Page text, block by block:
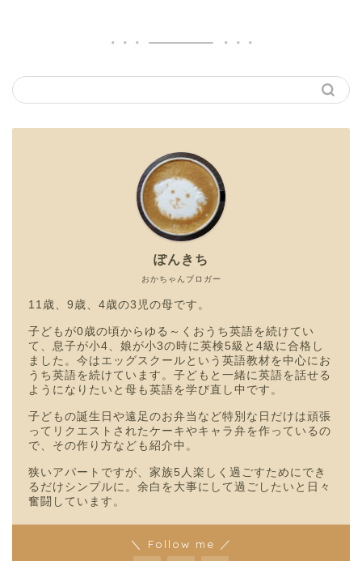
おかちゃんブロガー
ぽんきち
11歳、9歳、4歳の3児の母です。
子どもが0歳の頃からゆる～くおうち英語を続けてい
て、息子が小4、娘が小3の時に英検5級と4級に合格し
ました。今はエッグスクールという英語教材を中心にお
うち英語を続けています。子どもと一緒に英語を話せる
ようになりたいと母も英語を学び直し中です。
子どもの誕生日や遠足のお弁当など特別な日だけは頑張
ってリクエストされたケーキやキャラ弁を作っているの
で、その作り方なども紹介中。
狭いアパートですが、家族5人楽しく過ごすためにでき
るだけシンプルに。余白を大事にして過ごしたいと日々
奮闘しています。
＼ Follow me ／